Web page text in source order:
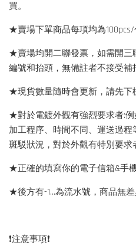
買。
★賣場下單商品每項均為100pcs/
★賣場均開二聯發票，如需開三
編號和抬頭，無備註者不接受補
★現貨數量隨時會更新，請先下
★對於電鍍外觀有強烈要求者:例
加工程序、時間不同、運送過
斑駁狀況，對於外觀有特別要求
★正確的填寫你的電子信箱&手
★後方有-1…為流水號，商品無
❗️注意事項❗️